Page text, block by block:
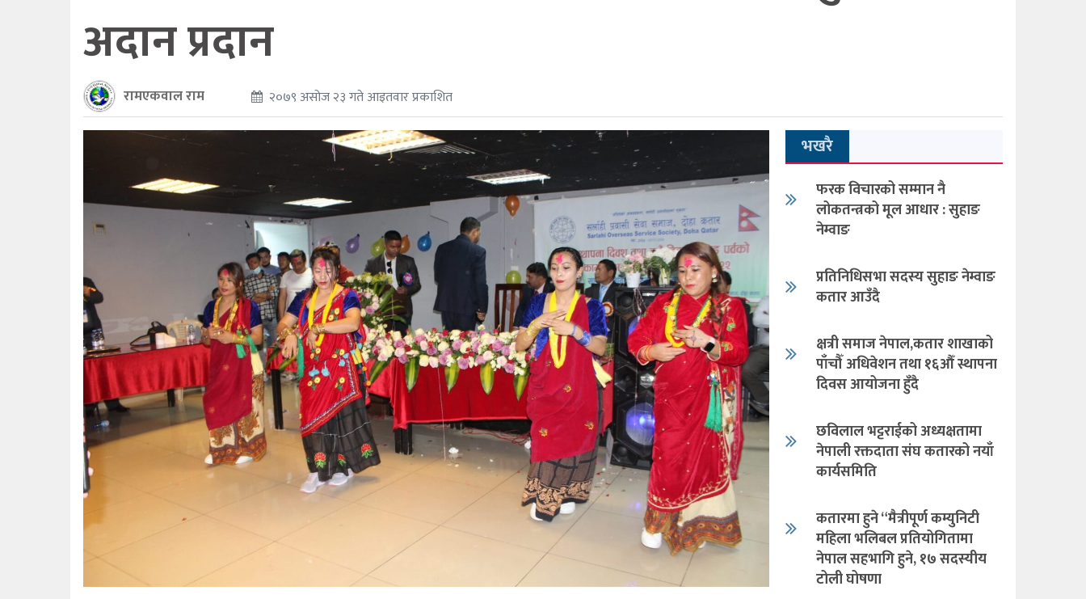
अदान प्रदान
रामएकवाल राम २०७९ असोज २३ गते आइतवार प्रकाशित
भखरै
फरक विचारको सम्मान नै
लोकतन्त्रको मूल आधार : सुहाङ
नेम्वाङ
प्रतिनिधिसभा सदस्य सुहाङ नेम्वाङ
कतार आउँदै
क्षत्री समाज नेपाल,कतार शाखाको
पाँचौँ अधिवेशन तथा १६औँ स्थापना
दिवस आयोजना हुँदै
छविलाल भट्टराईको अध्यक्षतामा
नेपाली रक्तदाता संघ कतारको नयाँ
कार्यसमिति
कतारमा हुने “मैत्रीपूर्ण कम्युनिटी
महिला भलिबल प्रतियोगितामा
नेपाल सहभागि हुने, १७ सदस्यीय
टोली घोषणा